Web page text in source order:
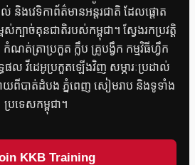
និងវេទិកាព័ត៌មានអន្តរជាតិ ដែលផ្តោត
ក្បាច់គុនជាតិរបស់កម្ពុជា។ ស្វែងរកប្រវត្តិ
ណត់ត្រាប្រកួត ក្លឹប គ្រូបង្វឹក កម្មវិធីហ្វឹក
ផល វីដេអូប្រកួតឡើងវិញ សម្ភារៈប្រដាល់
យពីបាត់ដំបង ភ្នំពេញ សៀមរាប និងទូទាំង
ប្រទេសកម្ពុជា។
KKB Training